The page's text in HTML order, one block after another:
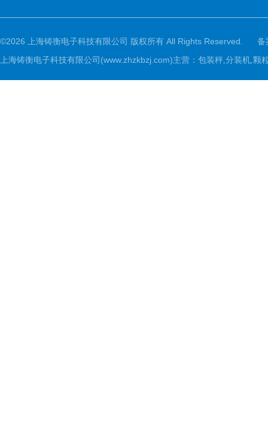
©2026 上海铸衡电子科技有限公司 版权所有 All Rights Reserved.
备
上海铸衡电子科技有限公司(www.zhzkbzj.com)主营： 包装秤,分装机,颗